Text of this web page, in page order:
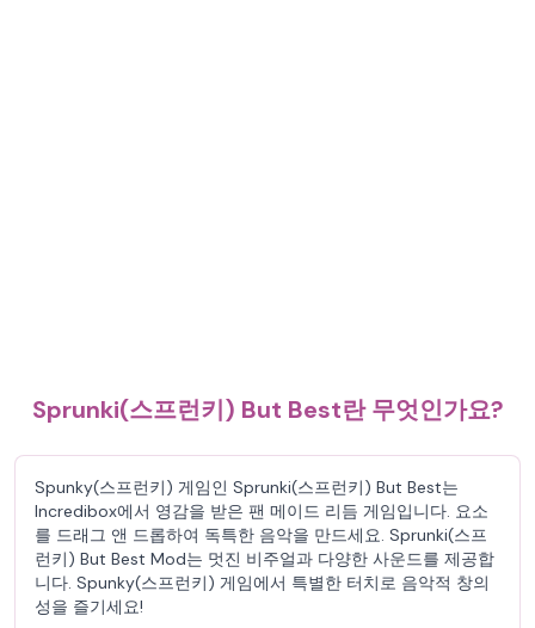
Sprunki(스프런키) But Best란 무엇인가요?
Spunky(스프런키) 게임인 Sprunki(스프런키) But Best는
Incredibox에서 영감을 받은 팬 메이드 리듬 게임입니다. 요소
를 드래그 앤 드롭하여 독특한 음악을 만드세요. Sprunki(스프
런키) But Best Mod는 멋진 비주얼과 다양한 사운드를 제공합
니다. Spunky(스프런키) 게임에서 특별한 터치로 음악적 창의
성을 즐기세요!